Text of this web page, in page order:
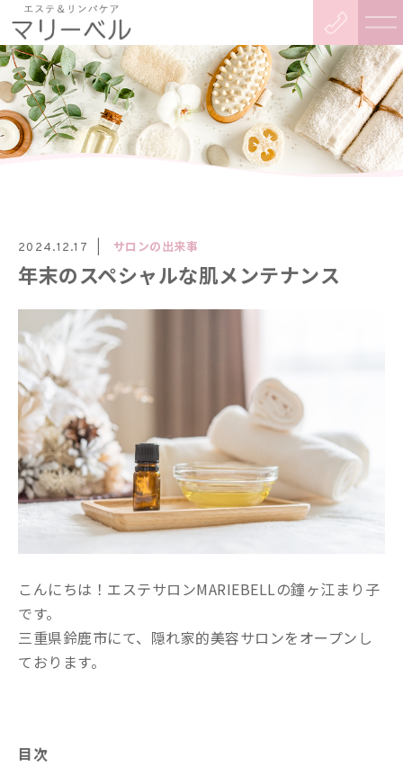
2024.12.17 サロンの出来事
年末のスペシャルな肌メンテナンス
こんにちは！エステサロンMARIEBELLの鐘ヶ江まり子
です。
三重県鈴鹿市にて、隠れ家的美容サロンをオープンし
ております。
目次